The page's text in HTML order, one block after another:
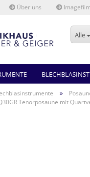
Über uns Imagefilm
Alle
»
Tenorposaune mit